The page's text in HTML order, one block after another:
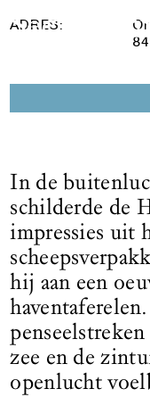
Logo See All This,
21
ADRES:
In de
schilderde de
impressies uit
hij aan een
zee en de
openlucht